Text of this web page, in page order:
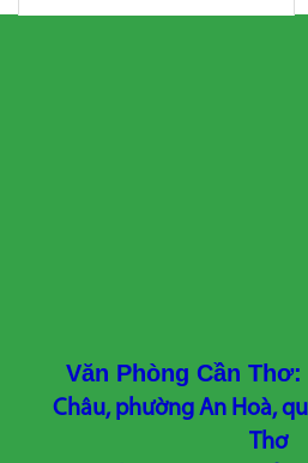
Văn Phòng Cần Thơ:
Châu, phường An Hoà,
Thơ